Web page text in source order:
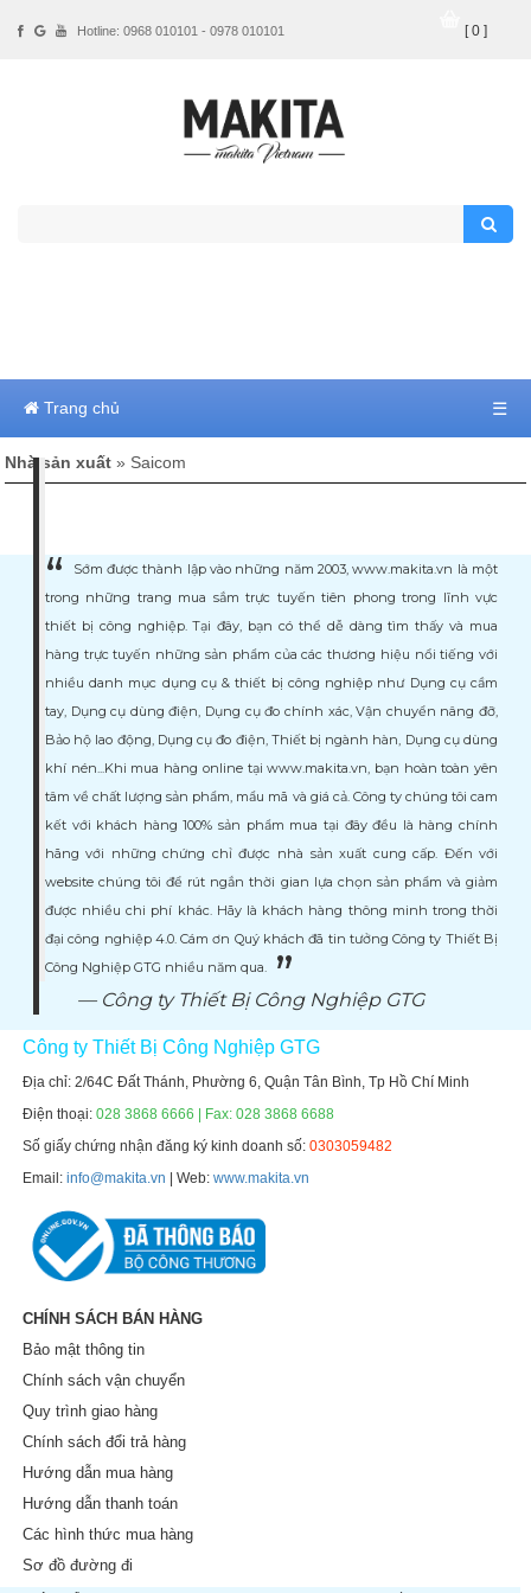
Trang chủ ☰
Nhà sản xuất » Saicom
Sớm được thành lập vào những năm 2003, www.makita.vn là một
trong những trang mua sắm trực tuyến tiên phong trong lĩnh vực
thiết bị công nghiệp. Tại đây, bạn có thể dễ dàng tìm thấy và mua
hàng trực tuyến những sản phẩm của các thương hiệu nổi tiếng với
nhiều danh mục dụng cụ & thiết bị công nghiệp như Dụng cụ cầm
tay, Dụng cụ dùng điện, Dụng cụ đo chính xác, Vận chuyển nâng đỡ,
Bảo hộ lao động, Dụng cụ đo điện, Thiết bị ngành hàn, Dụng cụ dùng
khí nén...Khi mua hàng online tại www.makita.vn, bạn hoàn toàn yên
tâm về chất lượng sản phẩm, mẩu mã và giá cả. Công ty chúng tôi cam
kết với khách hàng 100% sản phẩm mua tại đây đều là hàng chính
hãng với những chứng chỉ được nhà sản xuất cung cấp. Đến với
website chúng tôi để rút ngắn thời gian lựa chọn sản phẩm và giảm
được nhiều chi phí khác. Hãy là khách hàng thông minh trong thời
đại công nghiệp 4.0. Cám ơn Quý khách đã tin tưởng Công ty Thiết Bị
Công Nghiệp GTG nhiều năm qua.
Công ty Thiết Bị Công Nghiệp GTG
Công ty Thiết Bị Công Nghiệp GTG
Địa chỉ: 2/64C Đất Thánh, Phường 6, Quận Tân Bình, Tp Hồ Chí Minh
Điện thoại:028 3868 6666 | Fax: 028 3868 6688
Số giấy chứng nhận đăng ký kinh doanh số:0303059482
Email:info@makita.vn | Web:www.makita.vn
CHÍNH SÁCH BÁN HÀNG
Bảo mật thông tin
Chính sách vận chuyển
Quy trình giao hàng
Chính sách đổi trả hàng
Hướng dẫn mua hàng
Hướng dẫn thanh toán
Các hình thức mua hàng
Sơ đồ đường đi
Hotline: 0968 010101 - 0978 010101 [ 0 ]